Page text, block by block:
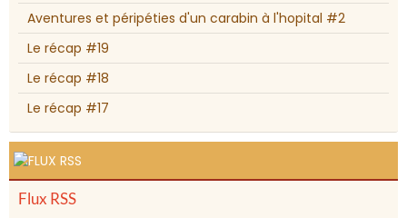
Aventures et péripéties d'un carabin à l'hopital #2
Le récap #19
Le récap #18
Le récap #17
Flux RSS